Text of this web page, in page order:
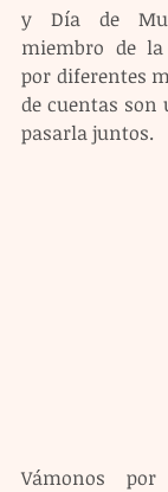
y Día de
miembro de
por diferentes
de cuentas son
pasarla juntos.
Vámonos